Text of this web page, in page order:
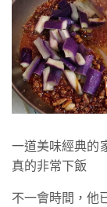
一道美味經典的
真的非常下飯
不一會時間，他